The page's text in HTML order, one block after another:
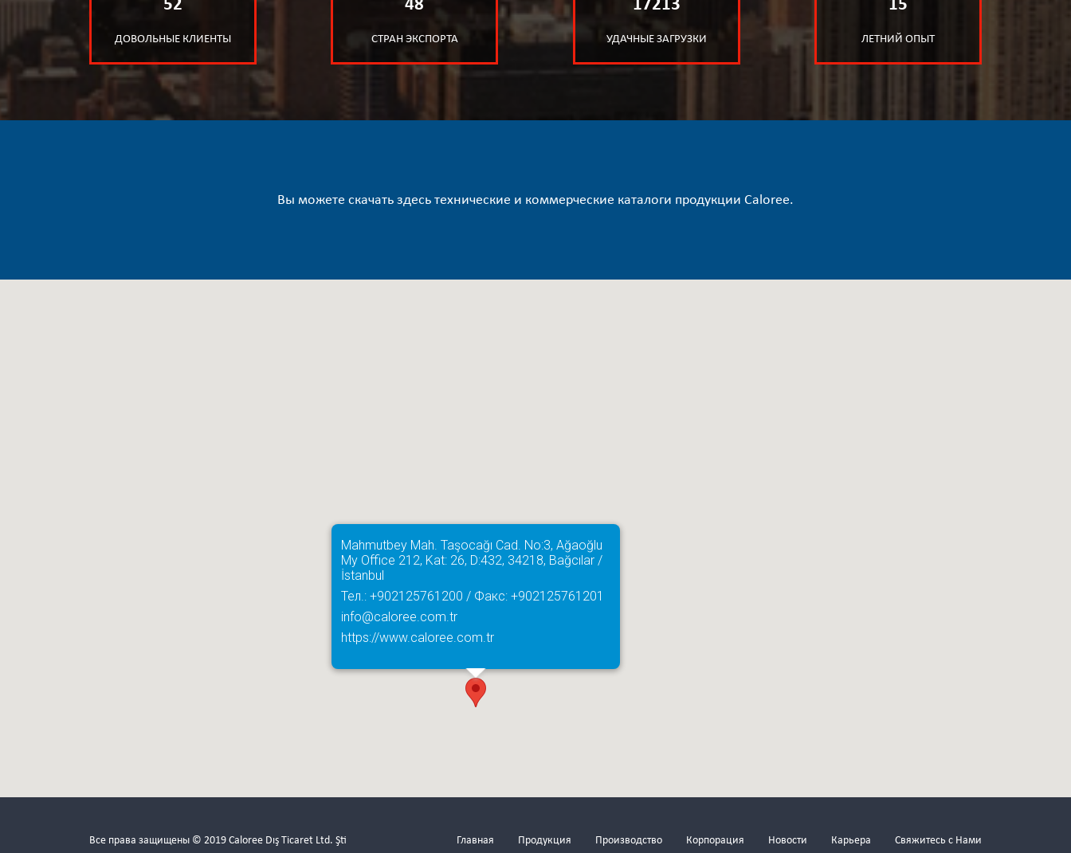
52
ДОВОЛЬНЫЕ КЛИЕНТЫ
48
СТРАН ЭКСПОРТА
17213
УДАЧНЫЕ ЗАГРУЗКИ
15
ЛЕТНИЙ ОПЫТ
Вы можете скачать здесь технические и коммерческие каталоги продукции Caloree.
Mahmutbey Mah. Taşocağı Cad. No:3, Ağaoğlu
My Office 212, Kat: 26, D:432, 34218, Bağcılar /
İstanbul
Тел.: +902125761200 / Факс: +902125761201
info@caloree.com.tr
https://www.caloree.com.tr
Все права защищены © 2019 Caloree Dış Ticaret Ltd. Şti Главная Продукция Производство Корпорация Новости Карьера Свяжитесь с Нами